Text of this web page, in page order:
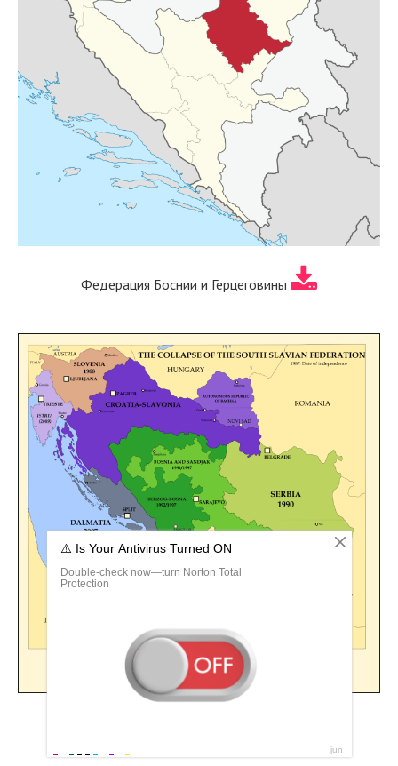
Федерация Боснии и Герцеговины